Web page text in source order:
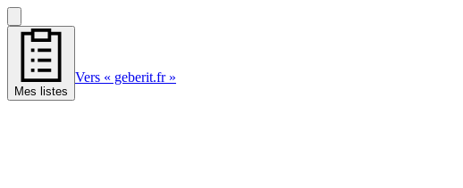
Mes listes
Vers « geberit.fr »